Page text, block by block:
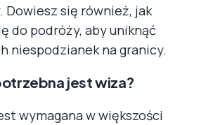
Dowiesz się również, jak
do podróży, aby uniknąć
niespodzianek na granicy.
jest wiza?
wymagana w większości